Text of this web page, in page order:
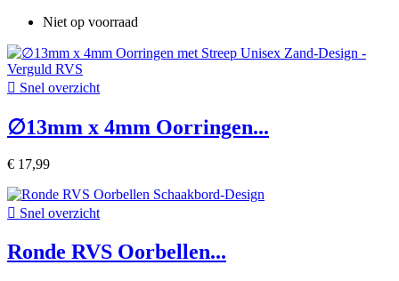
Niet op voorraad
 Snel overzicht
∅13mm x 4mm Oorringen...
€ 17,99
 Snel overzicht
Ronde RVS Oorbellen...